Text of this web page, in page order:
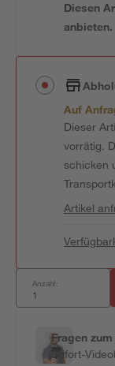
Diesen
anbieten.
Auf
Dieser
vorrätig.
schicken
Artikel
Anzahl:
Fragen
Sofort-